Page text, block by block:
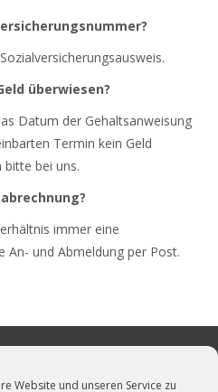
Website und unseren Service zu
überwiesen?
Datum der Gehaltsanweisung
Termin kein Geld
bitte bei uns.
immer eine
An- und Abmeldung per Post.